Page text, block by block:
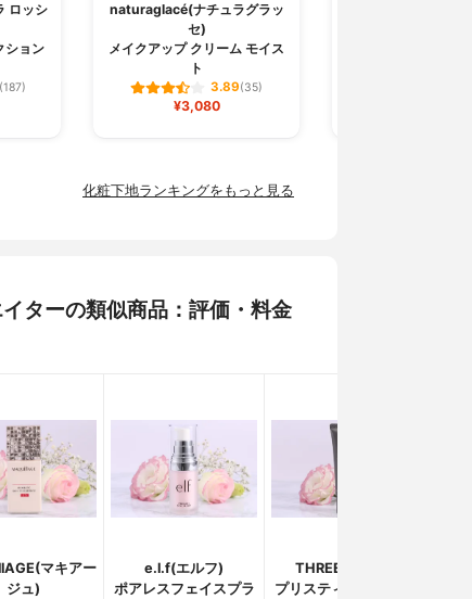
ロッシ
ション
(187)
naturaglacé(ナチュラグラッ
セ)
メイクアップ クリーム モイス
ト
3.89(35)
¥3,080
化粧下地ランキングをもっと見る
ターの類似商品：評価・料金
マキアー
ジュ)
e.l.f(エルフ)
ポアレスフェイスプラ
THREE(スリー)
プリスティーンコンプ